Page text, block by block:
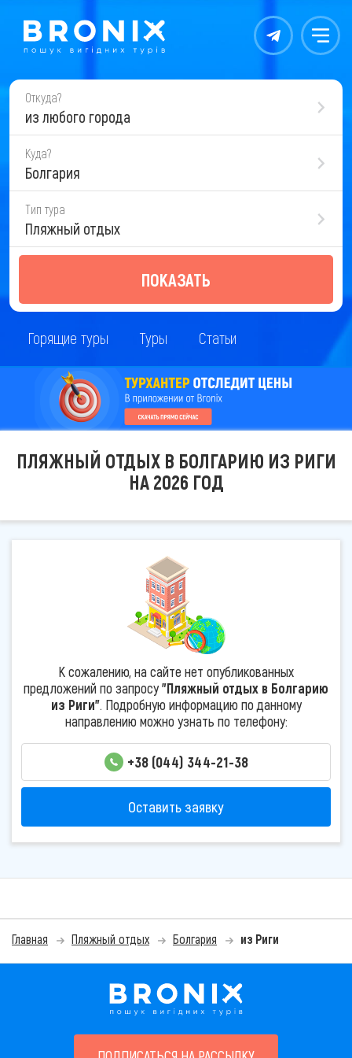
Контакты Меню
Откуда?
из любого города
Куда?
Болгария
Тип тура
Пляжный отдых
ПОКАЗАТЬ
Горящие туры Туры Статьи
ПЛЯЖНЫЙ ОТДЫХ В БОЛГАРИЮ ИЗ РИГИ
НА 2026 ГОД
К сожалению, на сайте нет опубликованных
предложений по запросу"Пляжный отдых в Болгарию
из Риги". Подробную информацию по данному
направлению можно узнать по телефону:
+38 (044) 344-21-38
Оставить заявку
Главная Пляжный отдых Болгария из Риги